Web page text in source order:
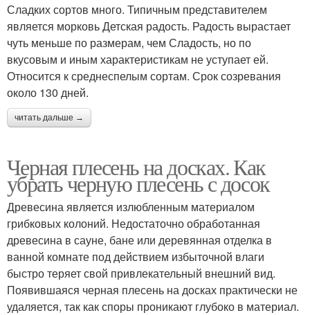
Сладких сортов много. Типичным представителем
является морковь Детская радость. Радость вырастает
чуть меньше по размерам, чем Сладость, но по
вкусовым и иным характеристикам не уступает ей.
Относится к среднеспелым сортам. Срок созревания
около 130 дней.
читать дальше →
Черная плесень на досках. Как
убрать черную плесень с досок
Древесина является излюбленным материалом
грибковых колоний. Недостаточно обработанная
древесина в сауне, бане или деревянная отделка в
ванной комнате под действием избыточной влаги
быстро теряет свой привлекательный внешний вид.
Появившаяся черная плесень на досках практически не
удаляется, так как споры проникают глубоко в материал.